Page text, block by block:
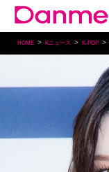
HOME Kニュース K-POP